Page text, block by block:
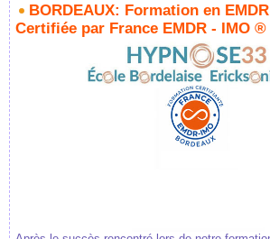
BORDEAUX: Formation en
Certifiée par France EMDR - IMO ®